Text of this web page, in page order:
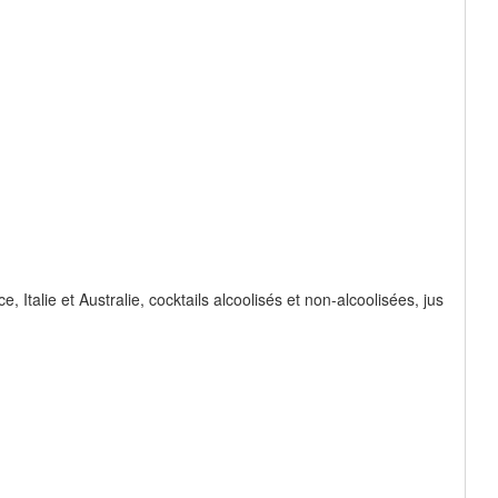
Italie et Australie, cocktails alcoolisés et non-alcoolisées, jus